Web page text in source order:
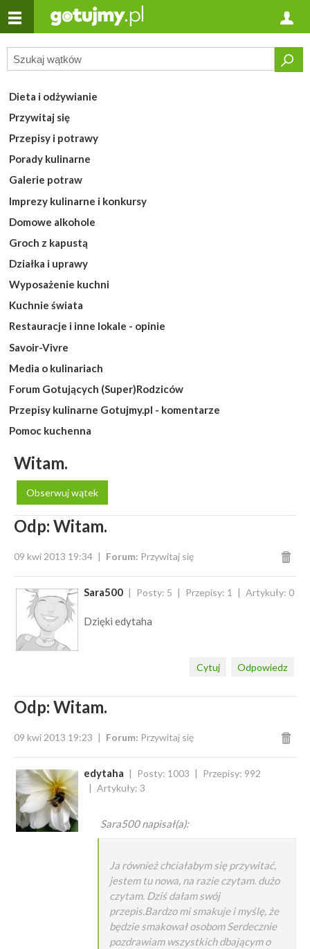
Dieta i odżywianie
Przywitaj się
Przepisy i potrawy
Porady kulinarne
Galerie potraw
Imprezy kulinarne i konkursy
Domowe alkohole
Groch z kapustą
Działka i uprawy
Wyposażenie kuchni
Kuchnie świata
Restauracje i inne lokale - opinie
Savoir-Vivre
Media o kulinariach
Forum Gotujących (Super)Rodziców
Przepisy kulinarne Gotujmy.pl - komentarze
Pomoc kuchenna
Witam.
Obserwuj wątek
Odp: Witam.
09 kwi 2013 19:34 Forum: Przywitaj się
Sara500 Posty: 5 Przepisy: 1 Artykuły: 0
Dzięki edytaha
Odpowiedz
Cytuj
Odp: Witam.
09 kwi 2013 19:23 Forum: Przywitaj się
edytaha Posty: 1003
Przepisy: 992
Artykuły: 3
Sara500 napisał(a):
Ja również chciałabym się przywitać,
jestem tu nowa, na razie czytam. dużo
czytam. Dziś dałam swój
przepis.Bardzo mi smakuje i myślę, że
będzie smakował osobom Serdecznie
pozdrawiam wszystkich dbającym o